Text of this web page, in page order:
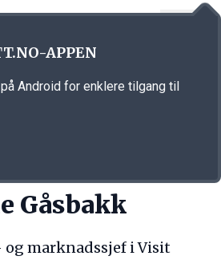
Gåsbakk
marknadssjef i Visit
APPEN
Android for enklere tilgang til